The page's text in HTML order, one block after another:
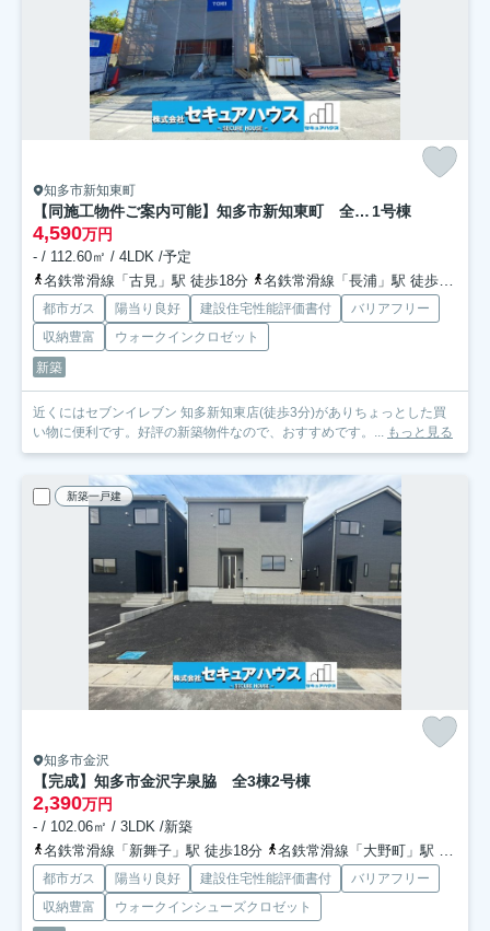
知多市新知東町
【同施工物件ご案内可能】知多市新知東町 全2棟 1号棟
4,590万円
- / 112.60㎡ / 4LDK /予定
名鉄常滑線「古見」駅 徒歩18分
名鉄常滑線「長浦」駅 徒歩31分
都市ガス 陽当り良好 建設住宅性能評価書付
バリアフリー
収納豊富
ウォークインクロゼット
新築
近くにはセブンイレブン 知多新知東店(徒歩3分)がありちょっとした買
い物に便利です。好評の新築物件なので、おすすめです。... もっと見る
新築一戸建
知多市金沢
【完成】知多市金沢字泉脇 全3棟2号棟
2,390万円
- / 102.06㎡ / 3LDK /新築
名鉄常滑線「新舞子」駅 徒歩18分
名鉄常滑線「大野町」駅 徒歩24分
都市ガス 陽当り良好 建設住宅性能評価書付
バリアフリー
収納豊富
ウォークインシューズクロゼット